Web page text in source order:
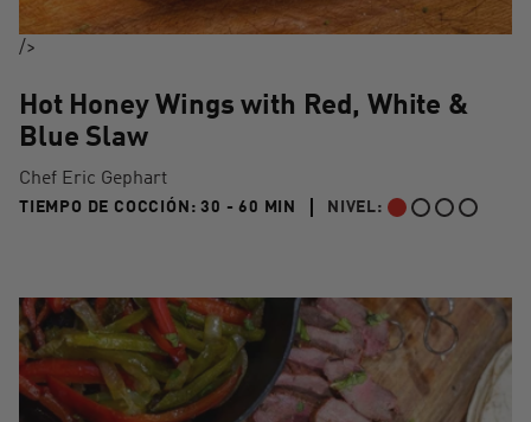
/>
Hot Honey Wings with Red, White &
Blue Slaw
Chef Eric Gephart
TIEMPO DE COCCIÓN:30 - 60 MIN 30 TO 60 MIN"
NIVEL:
PRINCIPIANTE